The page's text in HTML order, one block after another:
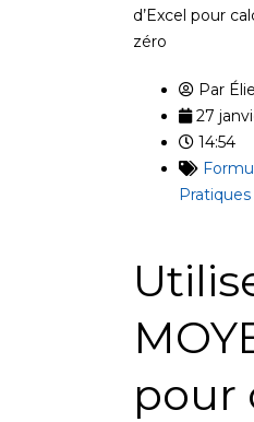
d’Excel pour
zéro
Par
27
14:54
Pratiques
pour